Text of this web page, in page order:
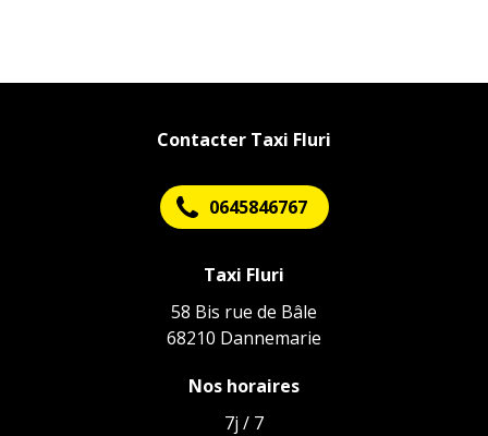
Contacter Taxi Fluri
0645846767
Taxi Fluri
58 Bis rue de Bâle
68210 Dannemarie
Nos horaires
7j / 7